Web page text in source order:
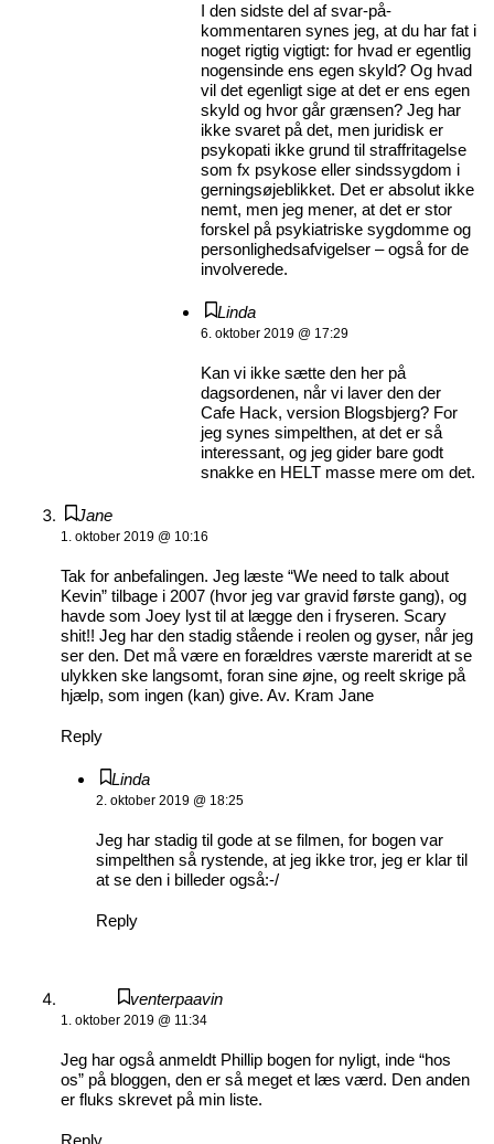
I den sidste del af svar-på-
kommentaren synes jeg, at du har fat i
noget rigtig vigtigt: for hvad er egentlig
nogensinde ens egen skyld? Og hvad
vil det egenligt sige at det er ens egen
skyld og hvor går grænsen? Jeg har
ikke svaret på det, men juridisk er
psykopati ikke grund til straffritagelse
som fx psykose eller sindssygdom i
gerningsøjeblikket. Det er absolut ikke
nemt, men jeg mener, at det er stor
forskel på psykiatriske sygdomme og
personlighedsafvigelser – også for de
involverede.
Linda
6. oktober 2019 @ 17:29
Kan vi ikke sætte den her på
dagsordenen, når vi laver den der
Cafe Hack, version Blogsbjerg? For
jeg synes simpelthen, at det er så
interessant, og jeg gider bare godt
snakke en HELT masse mere om det.
Jane
1. oktober 2019 @ 10:16
Tak for anbefalingen. Jeg læste “We need to talk about
Kevin” tilbage i 2007 (hvor jeg var gravid første gang), og
havde som Joey lyst til at lægge den i fryseren. Scary
shit!! Jeg har den stadig stående i reolen og gyser, når jeg
ser den. Det må være en forældres værste mareridt at se
ulykken ske langsomt, foran sine øjne, og reelt skrige på
hjælp, som ingen (kan) give. Av. Kram Jane
Reply
Linda
2. oktober 2019 @ 18:25
Jeg har stadig til gode at se filmen, for bogen var
simpelthen så rystende, at jeg ikke tror, jeg er klar til
at se den i billeder også:-/
Reply
venterpaavin
1. oktober 2019 @ 11:34
Jeg har også anmeldt Phillip bogen for nyligt, inde “hos
os” på bloggen, den er så meget et læs værd. Den anden
er fluks skrevet på min liste.
Reply